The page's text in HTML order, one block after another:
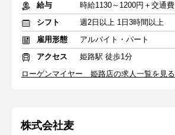
給与
時給1130～1200円＋交通費
シフト
週2日以上 1日3時間以上
雇用形態
アルバイト・パート
アクセス
姫路駅 徒歩1分
ローゲンマイヤー 姫路店の求人一覧を見る
株式会社麦